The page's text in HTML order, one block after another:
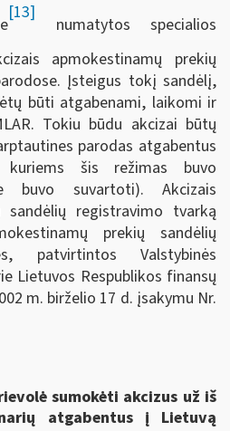
[13]
numatytos specialios
apmokestinamų prekių
Įsteigus tokį sandėlį,
būti atgabenami, laikomi ir
Tokiu būdu akcizai būtų
parodas atgabentus
kuriems šis režimas buvo
buvo suvartoti). Akcizais
sandėlių registravimo tvarką
prekių sandėlių
patvirtintos Valstybinės
Lietuvos Respublikos finansų
m. birželio 17 d. įsakymu Nr.
sumokėti akcizus už iš
atgabentus į Lietuvą